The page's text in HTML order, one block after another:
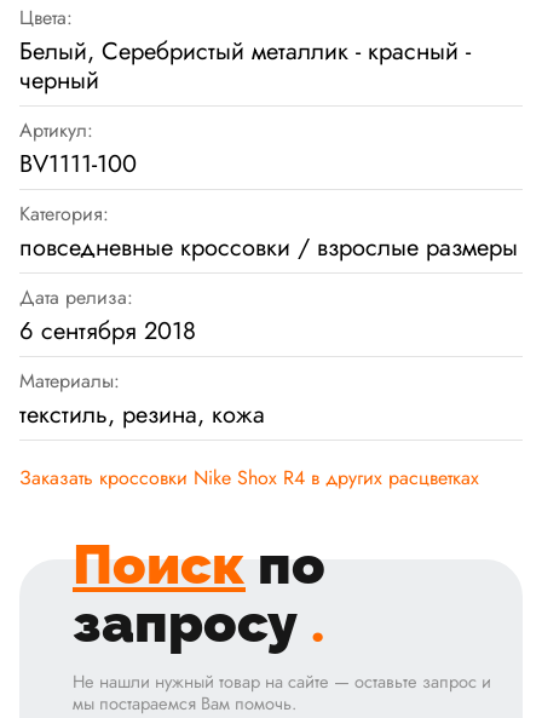
Цвета:
Белый, Серебристый металлик - красный -
черный
Артикул:
BV1111-100
Категория:
повседневные кроссовки / взрослые размеры
Дата релиза:
6 сентября 2018
Материалы:
текстиль, резина, кожа
Заказать кроссовки Nike Shox R4 в других расцветках
Поиск по
запросу .
Не нашли нужный товар на сайте — оставьте запрос и
мы постараемся Вам помочь.